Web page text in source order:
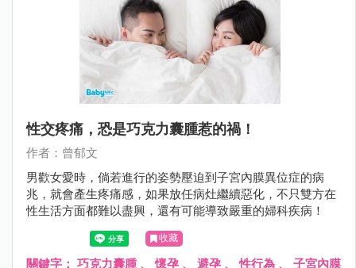
性交疼痛，恐是巧克力囊腫惹的禍！
作者：曾郁文
男歡女愛時，倘若進行的姿勢壓迫到子宮內膜異位症的病
兆，就會產生疼痛感，如果放任病灶繼續惡化，不只雙方在
性生活方面都難以盡興，還有可能導致嚴重的婦科疾病！
收藏
關鍵字： 巧克力囊腫、懷孕 、 避孕 、性行為 、 子宮內膜